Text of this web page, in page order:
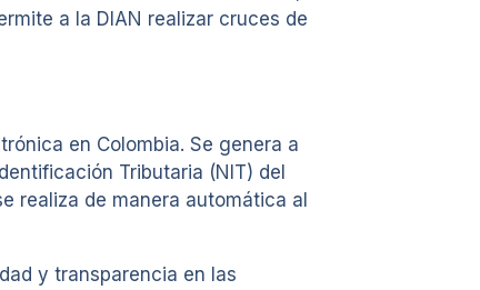
a la DIAN realizar cruces de
en Colombia. Se genera a
Tributaria (NIT) del
realiza de manera automática al
y transparencia en las